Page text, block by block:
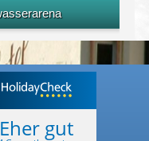
Eher gut